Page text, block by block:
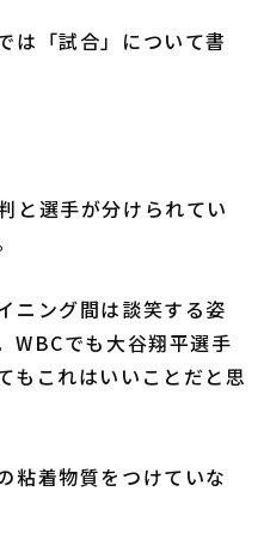
は「試合」について書
と選手が分けられてい
ニング間は談笑する姿
WBCでも大谷翔平選手
もこれはいいことだと思
粘着物質をつけていな